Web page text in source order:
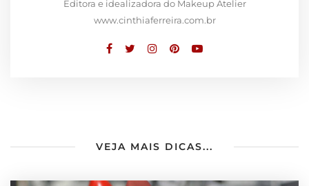
Editora e idealizadora do Makeup Atelier
www.cinthiaferreira.com.br
VEJA MAIS DICAS...